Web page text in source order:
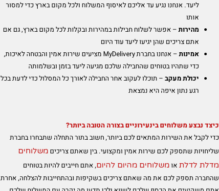
ליעד. אנחנו נגיע עד אליכם לאיסוף המשלוח ולכל מקום בארץ כדי למסור
אותו
מהירות – אפשר לשלוח חבילות במהירות ובקלות לכל מקום בארץ, גם אם
אתם צריכים שהן יגיעו ליעד עוד היום
אמינות
– אנחנו בחברת MyDelivery מציעים שירות אמין והבטחה לאיכות,
כדי שתהיו בטוחים שהחבילה שלכם מגיעה ליעד בזמן ובשלמותה
יכולת מעקב – תוכלו לעקוב אחר החבילה לאורך כל המסלול כדי לדעת בכל
רגע נתון איפה היא נמצאת
כיצד נבצע משלוחים בינעירוניים בצורה הטובה ביותר?
כדי לקבל את השירות המתאים לכם ביותר, חשוב בתור התחלה שתבחרו בחברת
שליחויות שתספק לכם שירות אמין ומקצועי. בין שאתם צריכים משלוחים
מדלת לדלת או משלוחים מהיום להיום, אתם חייבים להיות בטוחים
שהחברה תספק לכם את מה שאתם צריכים בשקיפות ובהתחייבות להצלחה, אחרת